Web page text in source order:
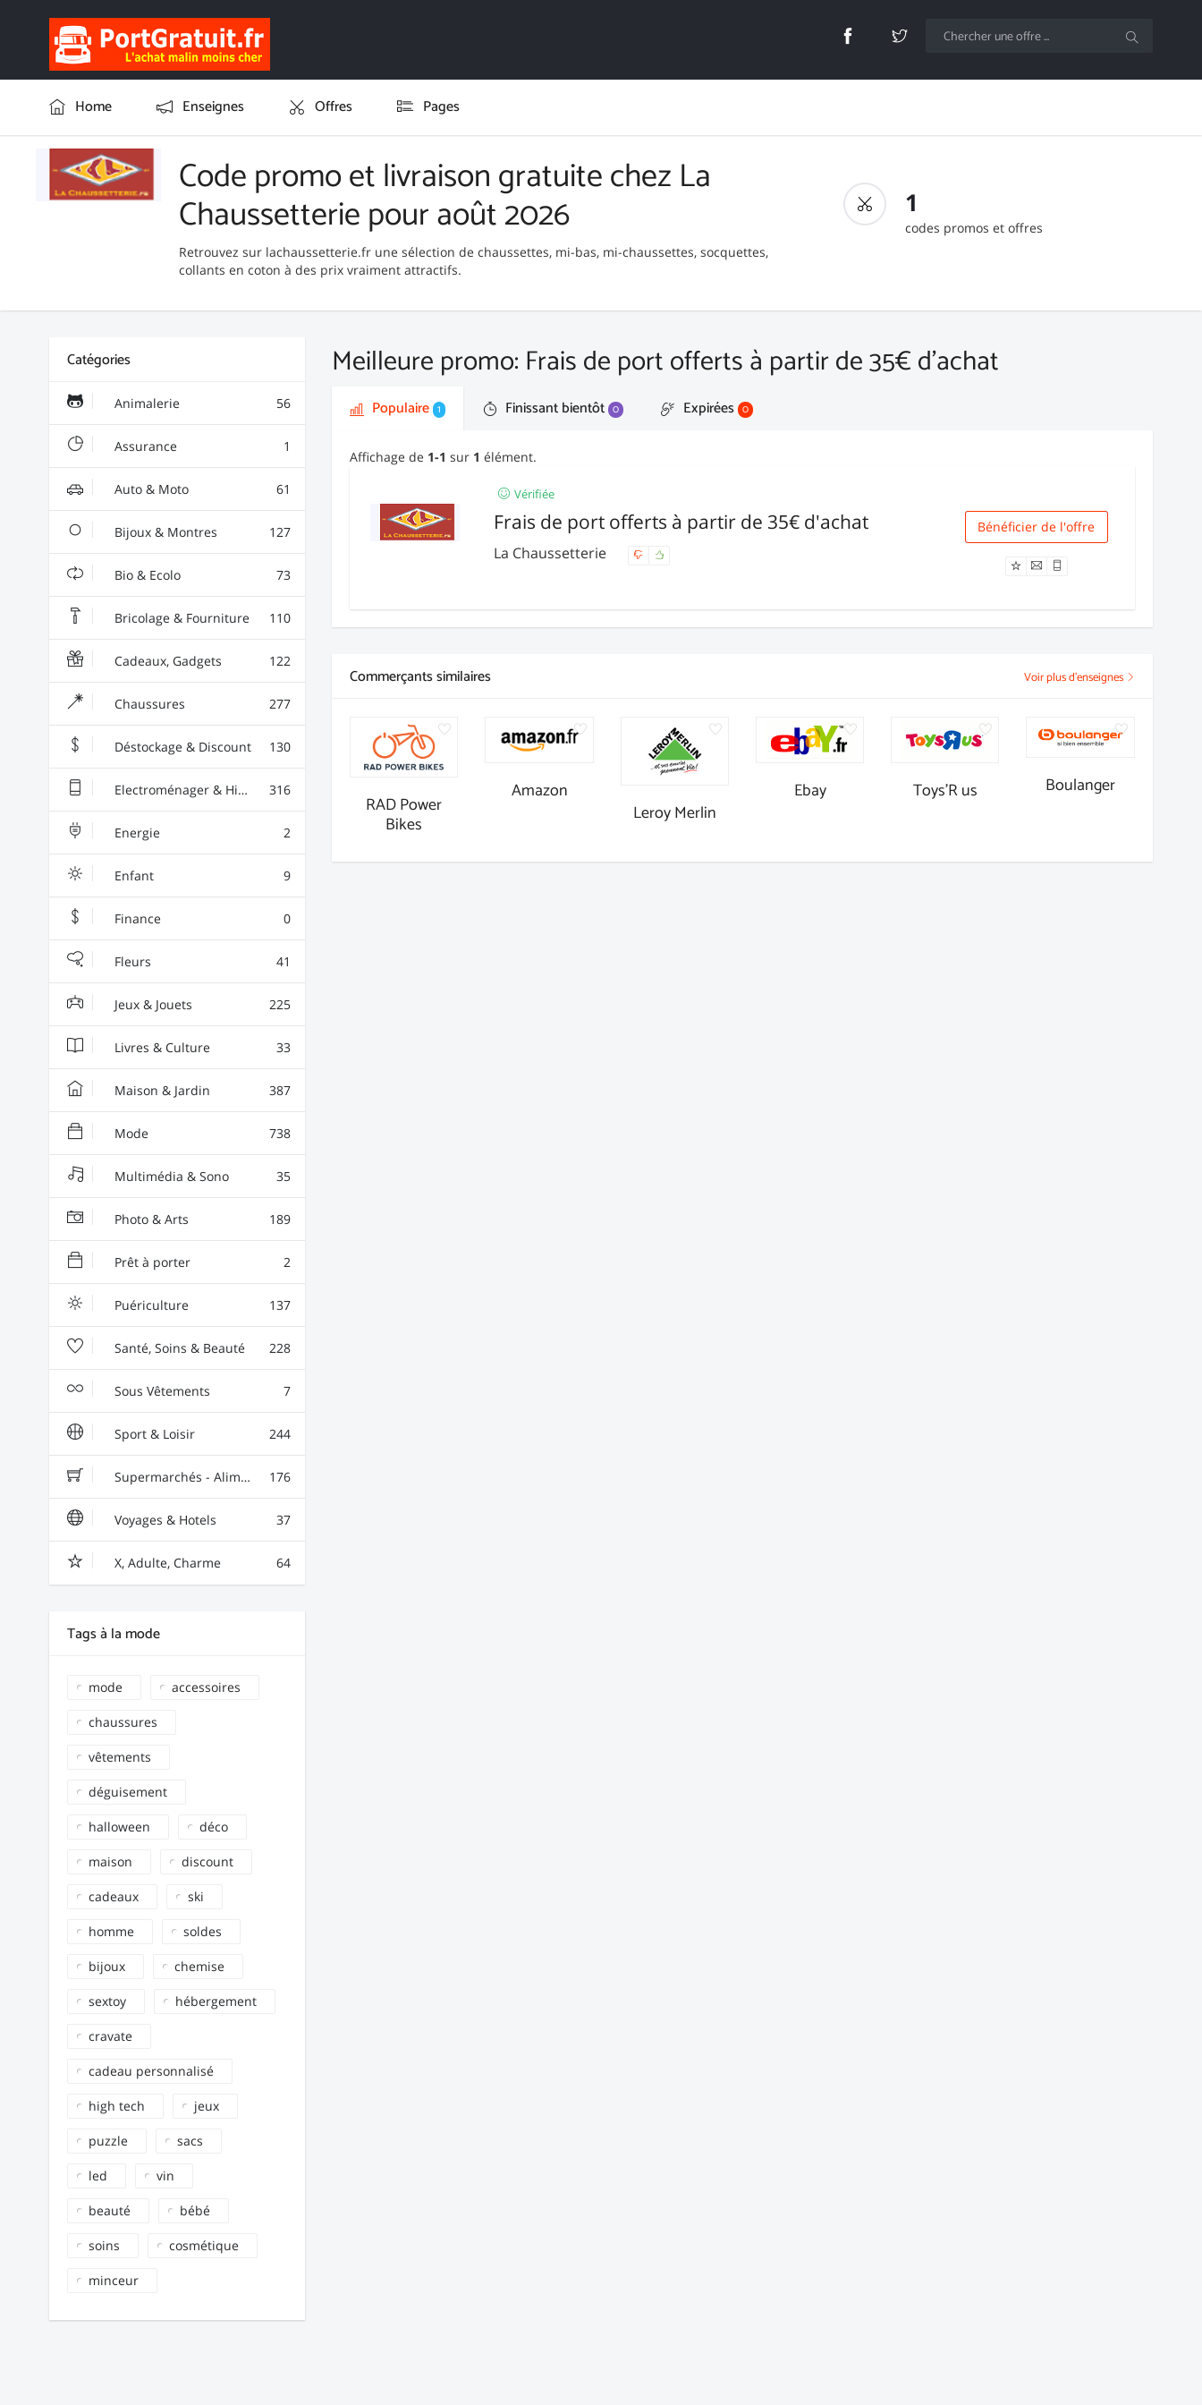
Home Enseignes Offres Pages
Code promo et livraison gratuite chez La
Chaussetterie pour août 2026
Retrouvez sur lachaussetterie.fr une sélection de chaussettes, mi-bas, mi-chaussettes, socquettes,
collants en coton à des prix vraiment attractifs.
1
codes promos et offres
Catégories
Animalerie 56
Assurance 1
Auto & Moto 61
Bijoux & Montres 127
Bio & Ecolo 73
Bricolage & Fourniture 110
Cadeaux, Gadgets 122
Chaussures 277
Déstockage & Discount 130
Electroménager & High-Tech 316
Energie 2
Enfant 9
Finance 0
Fleurs 41
Jeux & Jouets 225
Livres & Culture 33
Maison & Jardin 387
Mode 738
Multimédia & Sono 35
Photo & Arts 189
Prêt à porter 2
Puériculture 137
Santé, Soins & Beauté 228
Sous Vêtements 7
Sport & Loisir 244
Supermarchés - Alimentaire - Vin 176
Voyages & Hotels 37
X, Adulte, Charme 64
Tags à la mode
mode accessoires
chaussures
vêtements
déguisement
halloween déco
maison discount
cadeaux ski
homme soldes
bijoux chemise
sextoy hébergement
cravate
cadeau personnalisé
high tech jeux
puzzle sacs
led vin
beauté bébé
soins cosmétique
minceur
Meilleure promo: Frais de port offerts à partir de 35€ d'achat
Populaire 1 Finissant bientôt 0 Expirées 0
Affichage de 1-1 sur 1 élément.
Vérifiée
Frais de port offerts à partir de 35€ d'achat
La Chaussetterie
Livraison
Bénéficier de l'offre
Commerçants similaires Voir plus d'enseignes
RAD Power
Bikes
Amazon
Leroy Merlin
Ebay Toys'R us Boulanger